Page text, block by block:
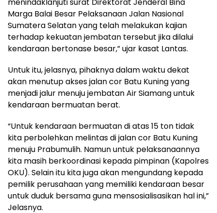
Marga Balai Besar Pelaksanaan Jalan Nasional
Sumatera Selatan yang telah melakukan kajian
terhadap kekuatan jembatan tersebut jika dilalui
kendaraan bertonase besar,” ujar kasat Lantas.
Untuk itu, jelasnya, pihaknya dalam waktu dekat
akan menutup akses jalan cor Batu Kuning yang
menjadi jalur menuju jembatan Air Siamang untuk
kendaraan bermuatan berat.
“Untuk kendaraan bermuatan di atas 15 ton tidak
kita perbolehkan melintas di jalan cor Batu Kuning
menuju Prabumulih. Namun untuk pelaksanaannya
kita masih berkoordinasi kepada pimpinan (Kapolres
OKU). Selain itu kita juga akan mengundang kepada
pemilik perusahaan yang memiliki kendaraan besar
untuk duduk bersama guna mensosialisasikan hal ini,”
Jelasnya.